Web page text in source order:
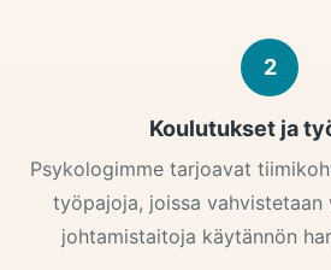
2
Koulutukset ja
Psykologimme tarjoavat
työpajoja, joissa
johtamistaitoja käytännön